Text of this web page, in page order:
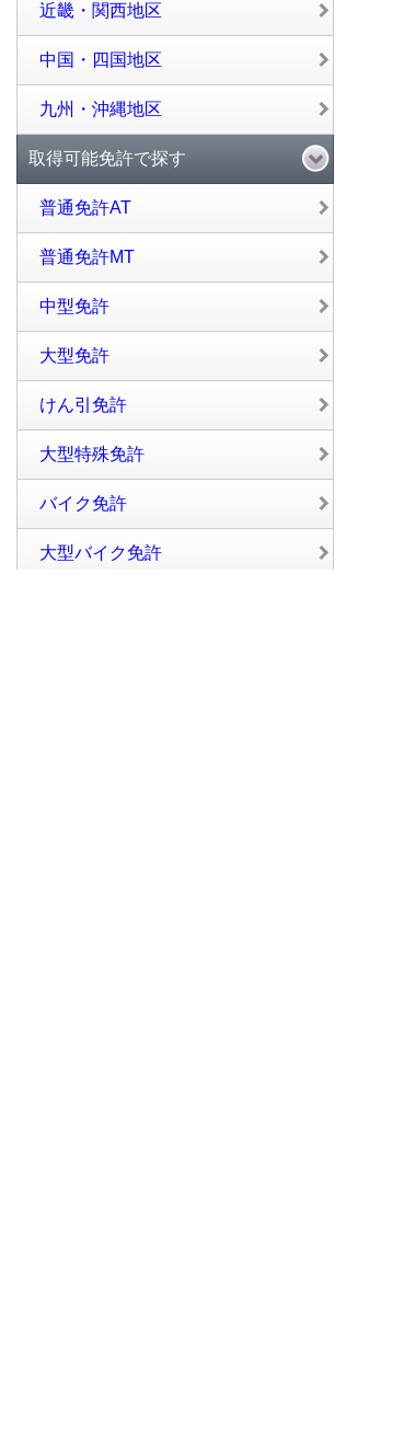
近畿・関西地区
中国・四国地区
九州・沖縄地区
取得可能免許で探す
普通免許AT
普通免許MT
中型免許
大型免許
けん引免許
大型特殊免許
バイク免許
大型バイク免許